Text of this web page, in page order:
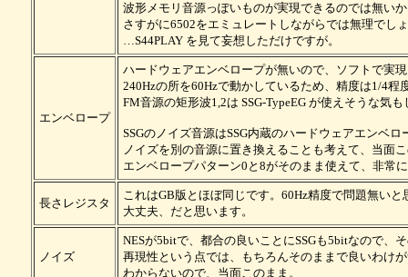
波形メモリ音源っぽいものが実現できるのでは無い
さすがに6502をエミュレートしながらでは無理でし
…S44PLAY を見て妄想しただけですが。
エンベロープ
ハードウェアエンベロープが無いので、ソフトで実
240Hzの所を60Hzで動かしているため、精度は1/4
FM音源の矩形波1,2は SSG-TypeEG が使えそうな気
SSGのノイズ音源はSSG内蔵のハードウェアエンベ
ノイズを別の音源に置き換えることも考えて、当面
エンベロープパターン0と8がそのまま使えて、非常
長さレジスタ
これはGB版とほぼ同じです。60Hz精度で問題無いと
大丈夫、だと思います。
ノイズ
NESが5bitで、都合の良いことにSSGも5bitなので、
再現性という点では、もちろんそのままで良いわけ
わからないので、当面このまま。